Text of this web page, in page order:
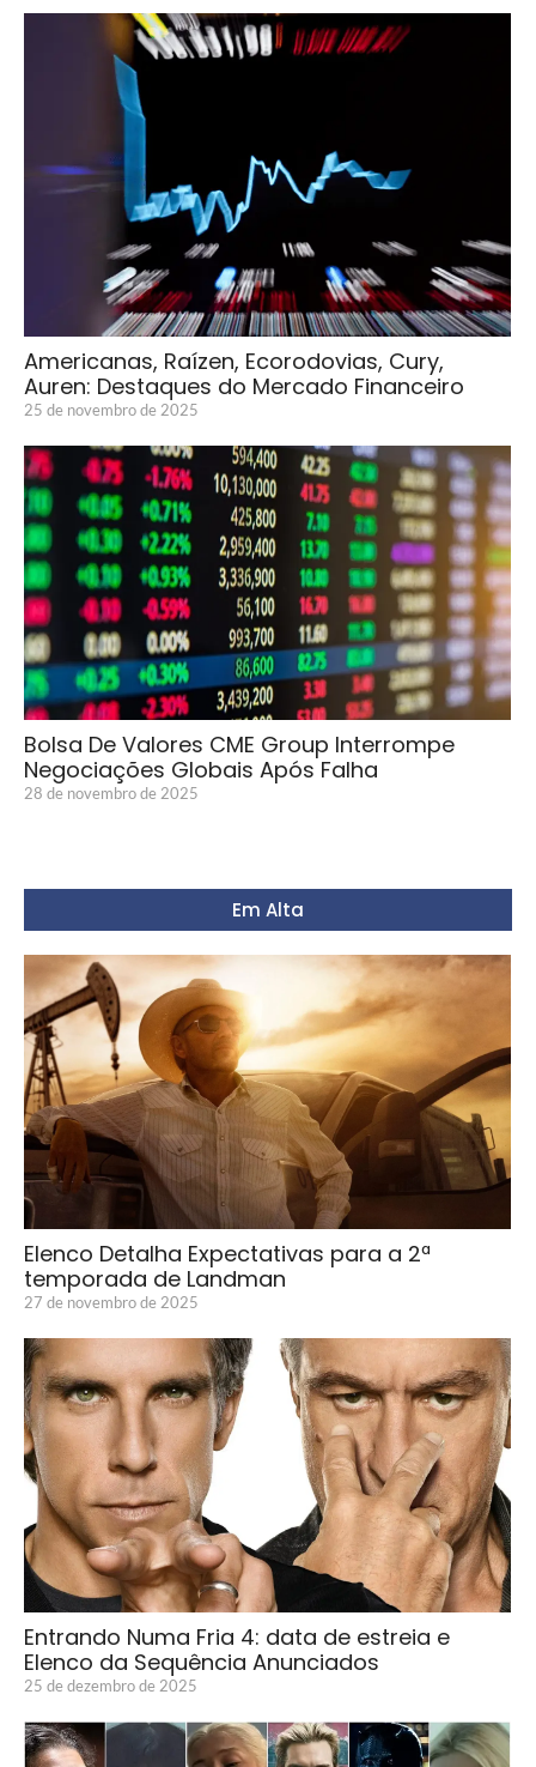
Americanas, Raízen, Ecorodovias, Cury,
Auren: Destaques do Mercado Financeiro
25 de novembro de 2025
Bolsa De Valores CME Group Interrompe
Negociações Globais Após Falha
28 de novembro de 2025
Em Alta
Elenco Detalha Expectativas para a 2ª
temporada de Landman
27 de novembro de 2025
Entrando Numa Fria 4: data de estreia e
Elenco da Sequência Anunciados
25 de dezembro de 2025